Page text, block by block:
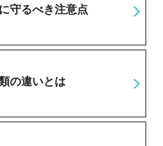
守るべき注意点
の違いとは